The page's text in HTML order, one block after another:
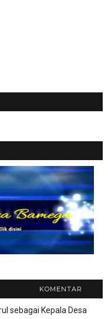
KOMENTAR
sebagai Kepala Desa